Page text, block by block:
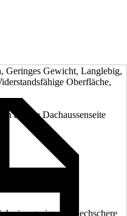
Geringes Gewicht, Langlebig,
Oberfläche,
auf die Dachaussenseite
eine geeignete Blechschere